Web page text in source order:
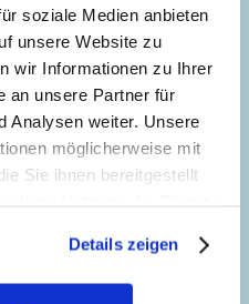
soziale Medien anbieten
unsere Website zu
wir Informationen zu Ihrer
an unsere Partner für
Analysen weiter. Unsere
möglicherweise mit
Sie ihnen bereitgestellt
in der
widerrufen.
Details zeigen